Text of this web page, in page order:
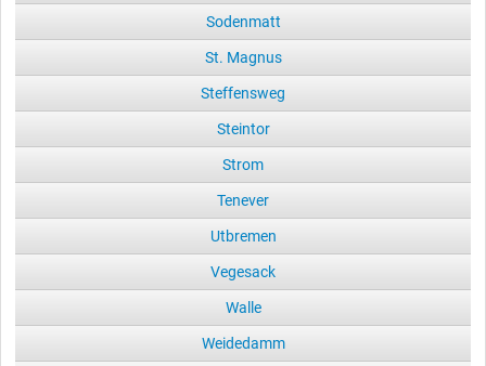
Sodenmatt
St. Magnus
Steffensweg
Steintor
Strom
Tenever
Utbremen
Vegesack
Walle
Weidedamm